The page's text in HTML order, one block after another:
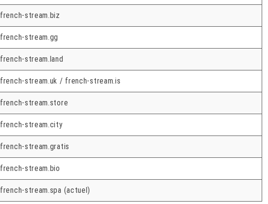
french-stream.biz
french-stream.gg
french-stream.land
french-stream.uk / french-stream.is
french-stream.store
french-stream.city
french-stream.gratis
french-stream.bio
french-stream.spa (actuel)